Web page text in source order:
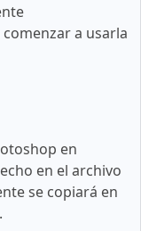
a usarla
en
en el archivo
se copiará en